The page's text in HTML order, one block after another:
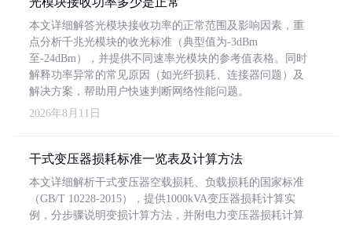
本文详细解答光模块接收功率的正常范围及影响因素，重
点分析千兆光模块的收光标准（典型值为-3dBm
至-24dBm），并提供不同速率光模块的参考值表格。同时
解释功率异常的常见原因（如光纤损耗、连接器问题）及
解决方案，帮助用户快速判断网络性能问题。
2026年8月11日
干式变压器损耗标准一览表及计算方法
本文详细解析干式变压器空载损耗、负载损耗的国家标准
（GB/T 10228-2015），提供1000kVA变压器损耗计算实
例，分步骤说明变损计算方法，并附电力变压器损耗计算